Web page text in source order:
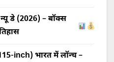
न्यू डे (2026) – बॉक्स
inch) भारत में लॉन्च –